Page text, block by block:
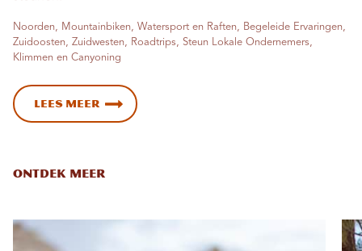
Noorden, Mountainbiken, Watersport en Raften, Begeleide Ervaringen,
Zuidoosten, Zuidwesten, Roadtrips, Steun Lokale Ondernemers,
Klimmen en Canyoning
Lees meer
ONTDEK MEER